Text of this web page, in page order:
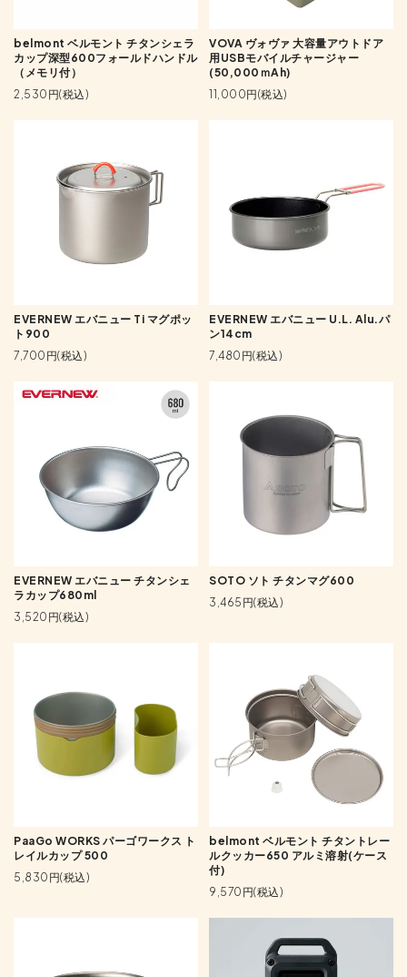
belmont ベルモント チタンシェラ
カップ深型600フォールドハンドル
（メモリ付）
2,530円(税込)
VOVA ヴォヴァ 大容量アウトドア
用USBモバイルチャージャー
(50,000ｍAh)
11,000円(税込)
EVERNEW エバニュー Ti マグポッ
ト900
7,700円(税込)
EVERNEW エバニュー U.L. Alu.パ
ン14cm
7,480円(税込)
EVERNEW エバニュー チタンシェ
ラカップ680ml
3,520円(税込)
SOTO ソト チタンマグ600
3,465円(税込)
PaaGo WORKS パーゴワークス ト
レイルカップ 500
5,830円(税込)
belmont ベルモント チタントレー
ルクッカー650 アルミ溶射(ケース
付)
9,570円(税込)